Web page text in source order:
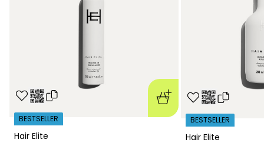
Hair Elite
BESTSELLER
Hair Elite
BESTSELLER